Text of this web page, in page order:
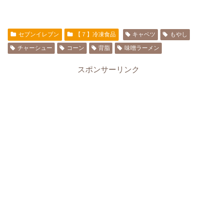
セブンイレブン 【７】冷凍食品 キャベツ
もやし
チャーシュー
コーン 背脂 味噌ラーメン
スポンサーリンク